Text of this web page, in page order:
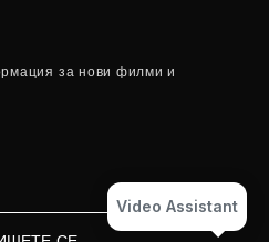
за нови филми и
Video Assistant